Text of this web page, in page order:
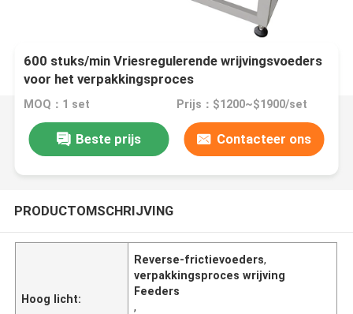
600 stuks/min Vriesregulerende wrijvingsvoeders
voor het verpakkingsproces
MOQ：1 set Prijs：$1200~$1900/set
Beste prijs Contacteer ons
PRODUCTOMSCHRIJVING
Hoog licht:
Reverse-frictievoeders,
verpakkingsproces wrijving
Feeders
,